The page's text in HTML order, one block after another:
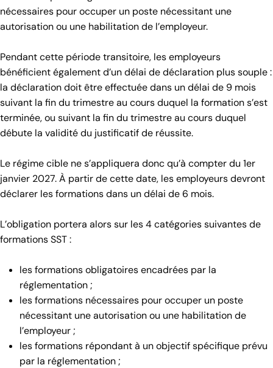
nécessaires pour occuper un poste nécessitant une
autorisation ou une habilitation de l’employeur.
Pendant cette période transitoire, les employeurs
bénéficient également d’un délai de déclaration plus souple :
la déclaration doit être effectuée dans un délai de 9 mois
suivant la fin du trimestre au cours duquel la formation s’est
terminée, ou suivant la fin du trimestre au cours duquel
débute la validité du justificatif de réussite.
Le régime cible ne s’appliquera donc qu’à compter du 1er
janvier 2027. À partir de cette date, les employeurs devront
déclarer les formations dans un délai de 6 mois.
L’obligation portera alors sur les 4 catégories suivantes de
formations SST :
les formations obligatoires encadrées par la
réglementation ;
les formations nécessaires pour occuper un poste
nécessitant une autorisation ou une habilitation de
l’employeur ;
les formations répondant à un objectif spécifique prévu
par la réglementation ;